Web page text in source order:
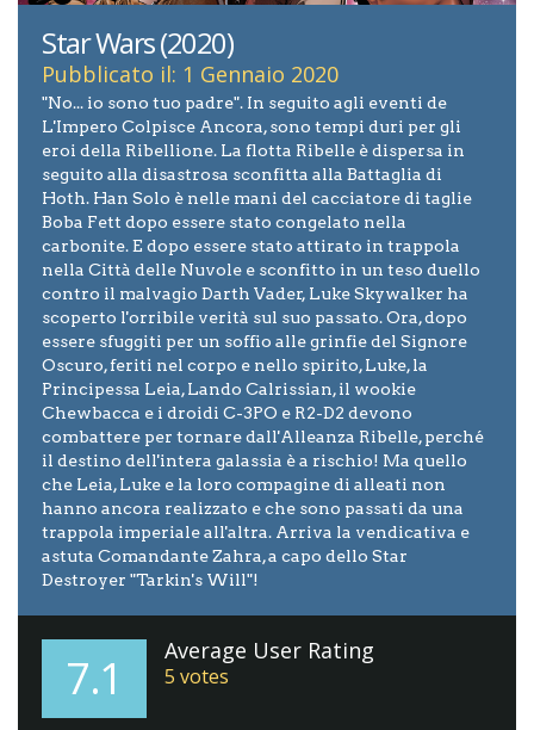
Star Wars (2020)
Pubblicato il: 1 Gennaio 2020
"No... io sono tuo padre". In seguito agli eventi de
L'Impero Colpisce Ancora, sono tempi duri per gli
eroi della Ribellione. La flotta Ribelle è dispersa in
seguito alla disastrosa sconfitta alla Battaglia di
Hoth. Han Solo è nelle mani del cacciatore di taglie
Boba Fett dopo essere stato congelato nella
carbonite. E dopo essere stato attirato in trappola
nella Città delle Nuvole e sconfitto in un teso duello
contro il malvagio Darth Vader, Luke Skywalker ha
scoperto l'orribile verità sul suo passato. Ora, dopo
essere sfuggiti per un soffio alle grinfie del Signore
Oscuro, feriti nel corpo e nello spirito, Luke, la
Principessa Leia, Lando Calrissian, il wookie
Chewbacca e i droidi C-3PO e R2-D2 devono
combattere per tornare dall'Alleanza Ribelle, perché
il destino dell'intera galassia è a rischio! Ma quello
che Leia, Luke e la loro compagine di alleati non
hanno ancora realizzato e che sono passati da una
trappola imperiale all'altra. Arriva la vendicativa e
astuta Comandante Zahra, a capo dello Star
Destroyer "Tarkin's Will"!
7.1 Average User Rating
5 votes